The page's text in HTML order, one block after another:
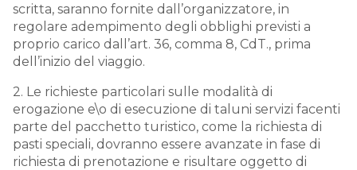
scritta, saranno fornite dall’organizzatore, in
regolare adempimento degli obblighi previsti a
proprio carico dall’art. 36, comma 8, CdT., prima
dell’inizio del viaggio.
2. Le richieste particolari sulle modalità di
erogazione e\o di esecuzione di taluni servizi facenti
parte del pacchetto turistico, come la richiesta di
pasti speciali, dovranno essere avanzate in fase di
richiesta di prenotazione e risultare oggetto di